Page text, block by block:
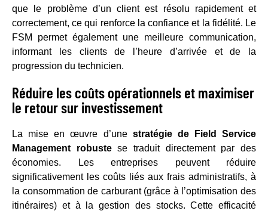
que le problème d’un client est résolu rapidement et
correctement, ce qui renforce la confiance et la fidélité. Le
FSM permet également une meilleure communication,
informant les clients de l’heure d’arrivée et de la
progression du technicien.
Réduire les coûts opérationnels et maximiser
le retour sur investissement
La mise en œuvre d’une stratégie de Field Service
Management robustese traduit directement par des
économies. Les entreprises peuvent réduire
significativement les coûts liés aux frais administratifs, à
la consommation de carburant (grâce à l’optimisation des
itinéraires) et à la gestion des stocks. Cette efficacité